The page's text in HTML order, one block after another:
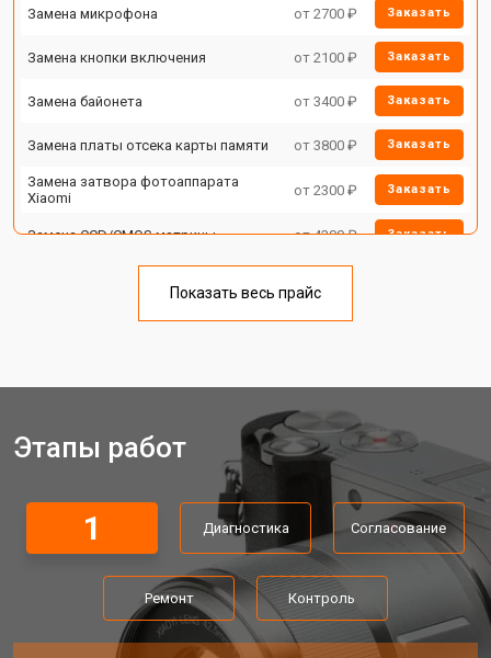
Замена микрофона от 2700 ₽ Заказать
Замена кнопки включения от 2100 ₽ Заказать
Замена байонета от 3400 ₽ Заказать
Замена платы отсека карты памяти от 3800 ₽ Заказать
Замена затвора фотоаппарата
Xiaomi
от 2300 ₽ Заказать
Замена CCD/CMOS матрицы от 4300 ₽ Заказать
Показать весь прайс
Этапы работ
1 Диагностика Согласование
Ремонт Контроль